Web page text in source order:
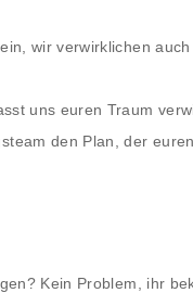
wir verwirklichen
uns euren Traum
den Plan, der
Kein Problem, ihr